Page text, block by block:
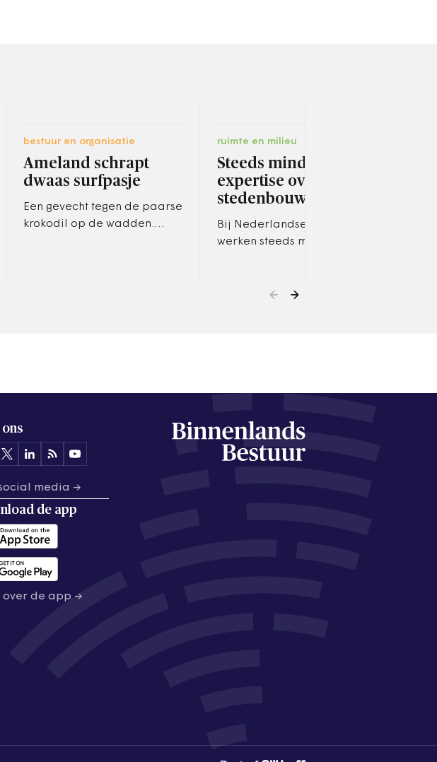
bestuur en organisatie
Ameland schrapt
dwaas surfpasje
Een gevecht tegen de paarse
krokodil op de wadden.
ruimte en milieu
Steeds minder
expertise over
stedenbouw
Bij Nederlandse gemeenten
werken steeds minder
nog wel in dienst zijn,
ons
media →
de app
over de app →